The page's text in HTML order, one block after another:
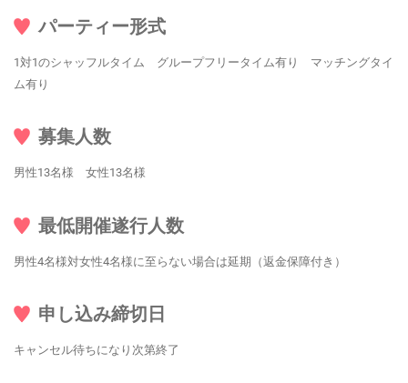
パーティー形式
1対1のシャッフルタイム グループフリータイム有り マッチングタイ
ム有り
募集人数
男性13名様 女性13名様
最低開催遂行人数
男性4名様対女性4名様に至らない場合は延期（返金保障付き）
申し込み締切日
キャンセル待ちになり次第終了